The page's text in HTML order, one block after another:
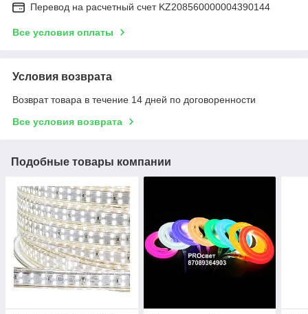
Перевод на расчетный счет KZ208560000004390144
Все условия оплаты
Условия возврата
Возврат товара в течение 14 дней по договоренности
Все условия возврата
Подобные товары компании